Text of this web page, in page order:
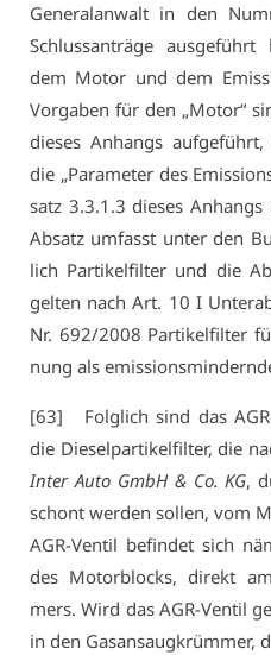
Ge­ne­ral­an­walt in den
Schluss­an­trä­ge
dem Mo­tor und dem
Vor­ga­ben für den „Mo­tor“
die­ses An­hangs
die „Pa­ra­me­ter des
satz 3.​3.​1.​3 die­ses
Ab­satz um­fasst un­ter den
lich Par­ti­kel­fil­ter und die
gel­ten nach Art. 10 I
Nr. 692/2008 Par­ti­kel­fil­ter
nung als
[63] Folg­lich sind das
die Die­sel­par­ti­kel­fil­ter, die
In­ter Au­to GmbH & Co. KG,
schont wer­den sol­len, vom
AGR-Ven­til be­fin­det sich
des Mo­tor­blocks, di­rekt
mers. Wird das AGR-Ven­til
in den Gas­an­saug­krüm­mer,